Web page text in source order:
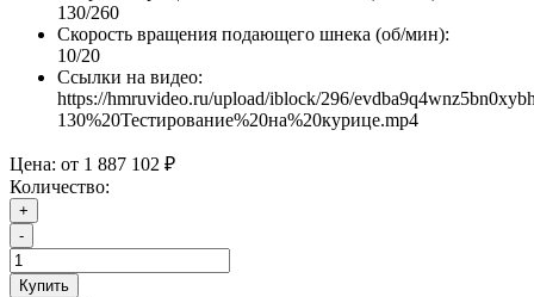
130/260
Скорость вращения подающего шнека (об/мин):
10/20
Ссылки на видео:
https://hmruvideo.ru/upload/iblock/296/
130%20Тестирование%20на%20курице.mp4
Цена: от 1 887 102 ₽
Количество:
+
-
Купить